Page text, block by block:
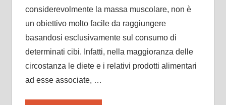
considerevolmente la massa muscolare, non è
un obiettivo molto facile da raggiungere
basandosi esclusivamente sul consumo di
determinati cibi. Infatti, nella maggioranza delle
circostanza le diete e i relativi prodotti alimentari
ad esse associate, …